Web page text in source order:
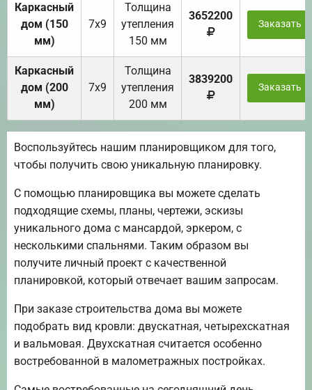
Каркасный
дом (150
мм)
7х9
Толщина
утепления
150 мм
3652200
Заказать
Каркасный
дом (200
мм)
7х9
Толщина
утепления
200 мм
3839200
Заказать
Воспользуйтесь нашим планировщиком для того,
чтобы получить свою уникальную планировку.
С помощью планировщика вы можете сделать
подходящие схемы, планы, чертежи, эскизы
уникального дома с мансардой, эркером, с
несколькими спальнями. Таким образом вы
получите личный проект с качественной
планировкой, который отвечает вашим запросам.
При заказе строительства дома вы можете
подобрать вид кровли: двускатная, четырехскатная
и вальмовая. Двухскатная считается особенно
востребованной в малометражных постройках.